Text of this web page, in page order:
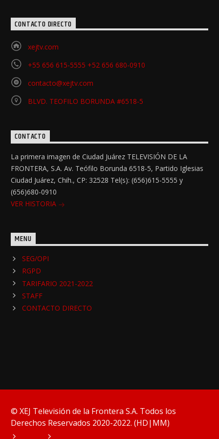
CONTACTO DIRECTO
xejtv.com
+55 656 615-5555 +52 656 680-0910
contacto@xejtv.com
BLVD. TEOFILO BORUNDA #6518-5
CONTACTO
La primera imagen de Ciudad Juárez TELEVISIÓN DE LA
FRONTERA, S.A. Av. Teófilo Borunda 6518-5, Partido Iglesias
Ciudad Juárez, Chih., CP: 32528 Tel(s): (656)615-5555 y
(656)680-0910
VER HISTORIA
MENU
SEG/OPI
RGPD
TARIFARIO 2021-2022
STAFF
CONTACTO DIRECTO
© XEJ Televisión de la Frontera S.A. Todos los
Derechos Reservados 2020-2022. (HD|MM)